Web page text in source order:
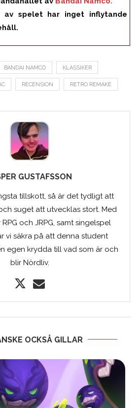
av spelet har inget inflytande
BANDAI NAMCO KLASSIKER
RECENSION RETRO REMAKE
GUSTAFSSON
tillskott, så är det tydligt att
suget att utvecklas stort. Med
och JRPG, samt singelspel
vi säkra på att denna student
egen krydda till vad som är och
blir Nördliv.
OCKSÅ GILLAR